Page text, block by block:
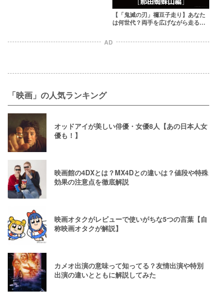
【「鬼滅の刃」禰豆子走り】あなた
は何世代？両手を広げながら走る様
AD
「映画」の人気ランキング
オッドアイが美しい俳優・女優8人【あの日本人女
優も！】
映画館の4DXとは？MX4Dとの違いは？値段や特殊
効果の注意点を徹底解説
映画オタクがレビューで使いがちな5つの言葉【自
称映画オタクが解説】
カメオ出演の意味って知ってる？友情出演や特別
出演の違いとともに解説してみた